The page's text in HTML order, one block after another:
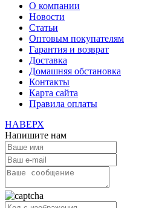
О компании
Новости
Статьи
Оптовым покупателям
Гарантия и возврат
Доставка
Домашняя обстановка
Контакты
Карта сайта
Правила оплаты
НАВЕРХ
Напишите нам